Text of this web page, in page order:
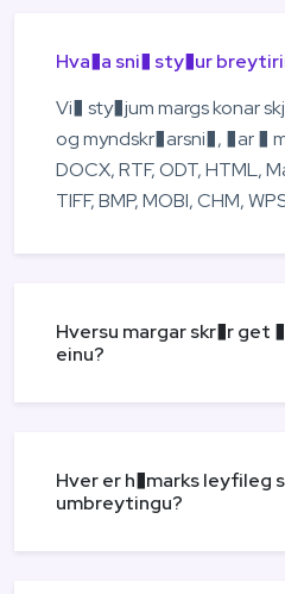
Hva�a sni� sty�ur
Vi� sty�jum margs konar
og myndskr�arsni�, �ar �
DOCX, RTF, ODT, HTML,
TIFF, BMP, MOBI, CHM,
Hversu margar skr�r get
einu?
Hver er h�marks leyfileg
umbreytingu?